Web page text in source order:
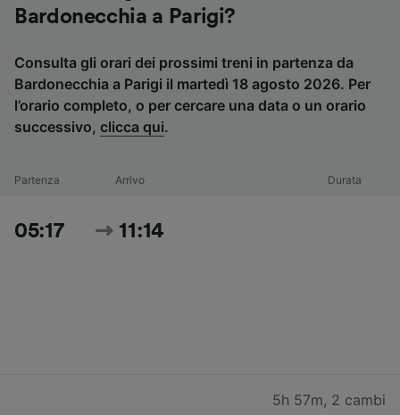
Bardonecchia a Parigi?
Consulta gli orari dei prossimi treni in partenza da
Bardonecchia a Parigi il martedì 18 agosto 2026. Per
l’orario completo, o per cercare una data o un orario
successivo, clicca qui.
Partenza Arrivo Durata
05:17 11:14
5h 57m, 2 cambi